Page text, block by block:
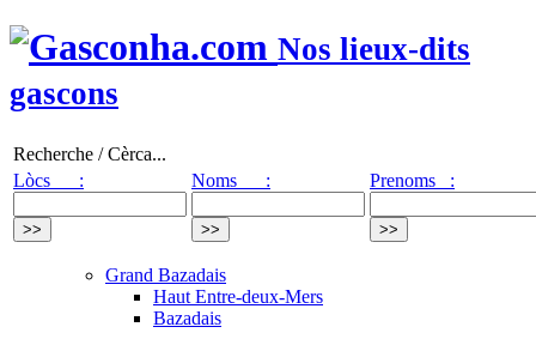
Nos lieux-dits
gascons
Recherche / Cèrca...
Lòcs :
Noms : Prenoms :
Grand Bazadais
Haut Entre-deux-Mers
Bazadais